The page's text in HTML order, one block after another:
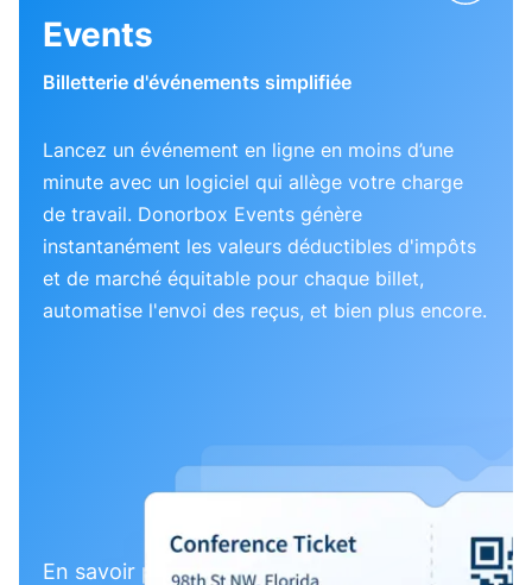
Events
Billetterie d'événements simplifiée
Lancez un événement en ligne en moins d’une
minute avec un logiciel qui allège votre charge
de travail. Donorbox Events génère
instantanément les valeurs déductibles d'impôts
et de marché équitable pour chaque billet,
automatise l'envoi des reçus, et bien plus encore.
En savoir plus